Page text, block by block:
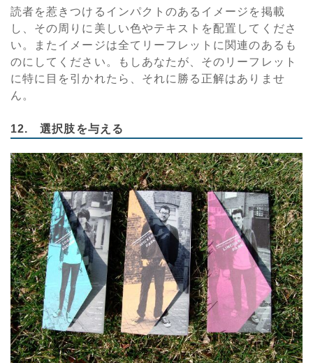
読者を惹きつけるインパクトのあるイメージを掲載
し、その周りに美しい色やテキストを配置してくださ
い。またイメージは全てリーフレットに関連のあるも
のにしてください。もしあなたが、そのリーフレット
に特に目を引かれたら、それに勝る正解はありませ
ん。
12. 選択肢を与える